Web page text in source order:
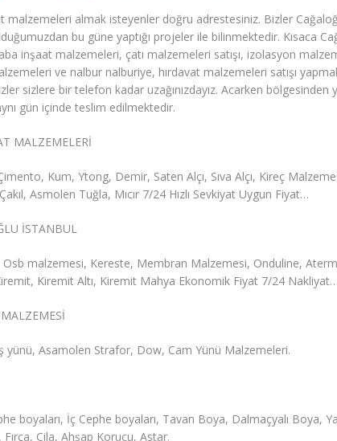
malzemeleri almak isteyenler doğru adrestesiniz. Bizler
bu güne yaptığı projeler ile bilinmektedir. Kısaca
inşaat malzemeleri, çatı malzemeleri satışı, izolasyon
ve nalbur nalburiye, hırdavat malzemeleri satışı
sizlere bir telefon kadar uzağınızdayız. Acarken bölgesinden
gün içinde teslim edilmektedir.
MALZEMELERİ
Kum, Ytong, Demir, Saten Alçı, Sıva Alçı, Kireç
Asmolen Tuğla, Mıcır 7/24 Hızlı Sevkiyat Uygun Fiyat…
İSTANBUL
malzemesi, Kereste, Membran Malzemesi, Onduline,
Kiremit Altı, Kiremit Mahya Ekonomik Fiyat 7/24 Nakliyat…
yünü, Asamolen Strafor, Dow, Cam Yünü Malzemeleri.
boyaları, İç Cephe boyaları, Tavan Boya, Dalmaçyalı Boya,
Cila, Ahşap Korucu, Astar.